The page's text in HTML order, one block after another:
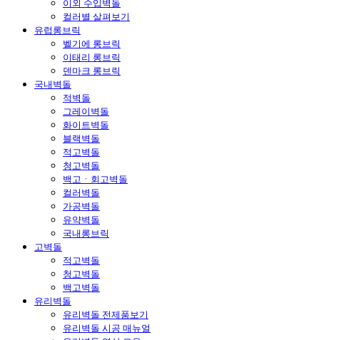
이외 수입벽돌
컬러별 살펴보기
유럽롱브릭
벨기에 롱브릭
이태리 롱브릭
덴마크 롱브릭
국내벽돌
적벽돌
그레이벽돌
화이트벽돌
블랙벽돌
적고벽돌
청고벽돌
백고ㆍ회고벽돌
컬러벽돌
가공벽돌
유약벽돌
국내롱브릭
고벽돌
적고벽돌
청고벽돌
백고벽돌
유리벽돌
유리벽돌 전제품보기
유리벽돌 시공 매뉴얼